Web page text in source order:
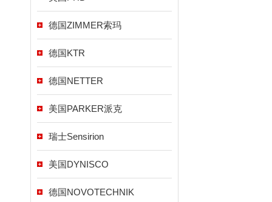
德国ZIMMER索玛
德国KTR
德国NETTER
美国PARKER派克
瑞士Sensirion
美国DYNISCO
德国NOVOTECHNIK